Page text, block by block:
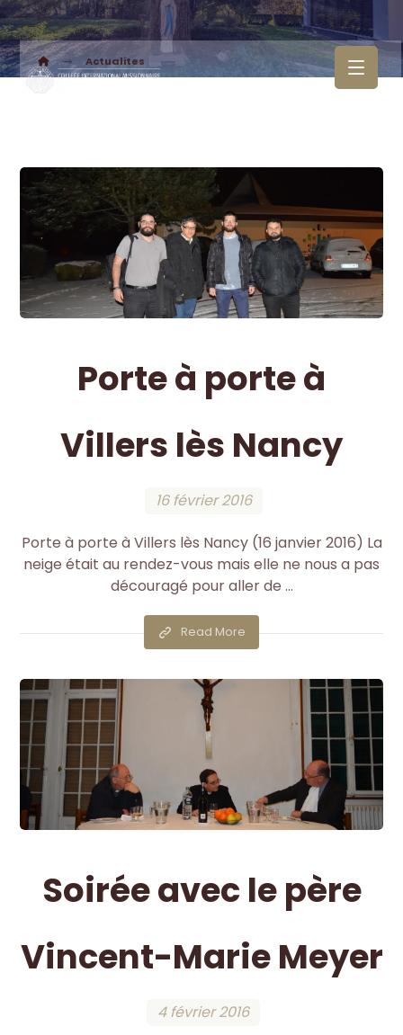
Actualites
Porte à porte à
Villers lès Nancy
16 février 2016
Porte à porte à Villers lès Nancy (16 janvier 2016) La
neige était au rendez-vous mais elle ne nous a pas
découragé pour aller de ...
Read More
Soirée avec le père
Vincent-Marie Meyer
4 février 2016